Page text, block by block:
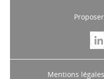
Mentions légales